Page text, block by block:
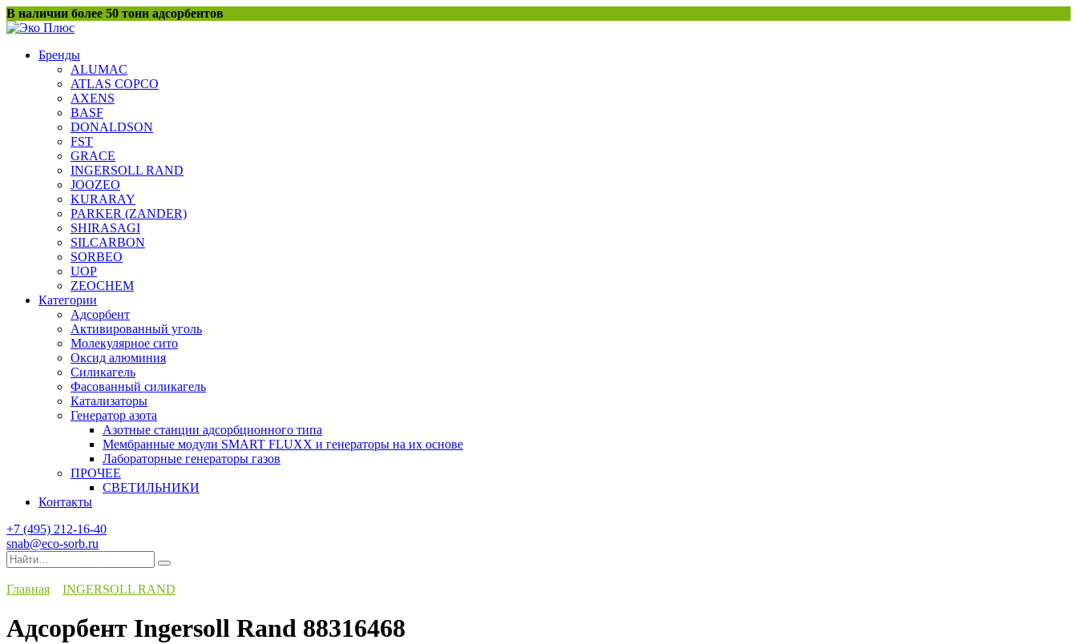
Перейти
к
В наличии более 50 тонн адсорбентов
Бренды
ALUMAC
ATLAS COPCO
AXENS
BASF
DONALDSON
FST
GRACE
INGERSOLL RAND
JOOZEO
KURARAY
PARKER (ZANDER)
SHIRASAGI
SILCARBON
SORBEO
UOP
ZEOCHEM
Категории
Адсорбент
Активированный уголь
Молекулярное сито
Оксид алюминия
Силикагель
Фасованный силикагель
Катализаторы
Генератор азота
Азотные станции адсорбционного типа
Мембранные модули SMART FLUXX и генераторы на их основе
Лабораторные генераторы газов
ПРОЧЕЕ
СВЕТИЛЬНИКИ
Контакты
+7 (495) 212-16-40
snab@eco-sorb.ru
Search
for:
Главная
INGERSOLL RAND
Адсорбент Ingersoll Rand 88316468